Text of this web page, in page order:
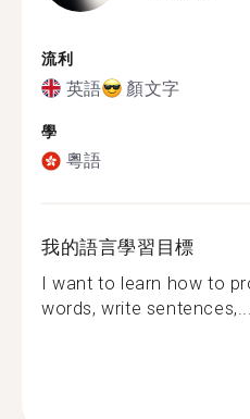
流利
英語 顏文字
學
粵語
我的語言學習目標
I want to learn how to
words, write sentences,...